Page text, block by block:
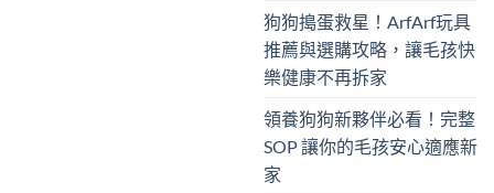
狗狗搗蛋救星！ArfArf玩具
推薦與選購攻略，讓毛孩快
樂健康不再拆家
領養狗狗新夥伴必看！完整
SOP 讓你的毛孩安心適應新
家